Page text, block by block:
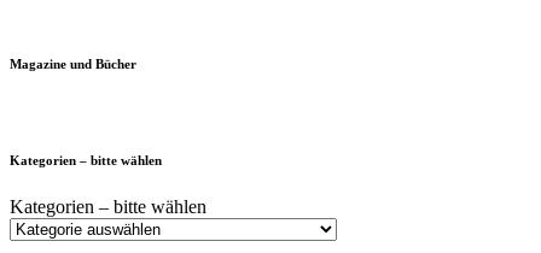
Magazine und Bücher
Kategorien – bitte wählen
Kategorien – bitte wählen